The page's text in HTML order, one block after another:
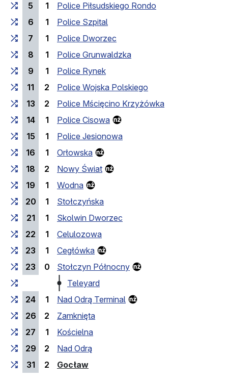
5
1
Police Piłsudskiego Rondo
6
1
Police Szpital
7
1
Police Dworzec
8
1
Police Grunwaldzka
9
1
Police Rynek
11
2
Police Wojska Polskiego
13
2
Police Mścięcino Krzyżówka
14
1
Police Cisowa
15
1
Police Jesionowa
16
1
Orłowska
18
2
Nowy Świat
19
1
Wodna
20
1
Stołczyńska
21
1
Skolwin Dworzec
22
1
Celulozowa
23
1
Cegłówka
23
0
Stołczyn Północny
Teleyard
24
1
Nad Odrą Terminal
26
2
Zamknięta
27
1
Kościelna
29
2
Nad Odrą
31
2 Gocław(przystanek końcowy)